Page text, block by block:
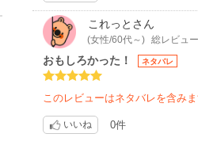
これっと さん
(女性/60代～) 総レビュ
おもしろかった！ ネタバレ
このレビューはネタバレを含み
いいね 0件